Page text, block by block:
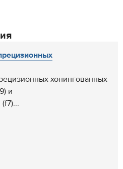
хонингованных
и